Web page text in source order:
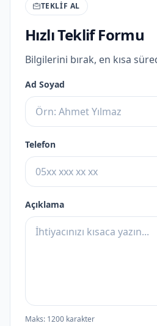
TEKLIF AL
Hızlı Teklif Formu
Bilgilerini bırak, en kısa
Ad Soyad
Telefon
Açıklama
Maks: 1200 karakter